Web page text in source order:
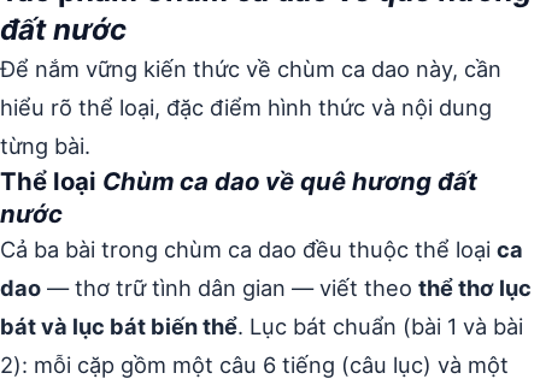
đất nước
Để nắm vững kiến thức về chùm ca dao này, cần
hiểu rõ thể loại, đặc điểm hình thức và nội dung
từng bài.
Thể loại Chùm ca dao về quê hương đất
nước
Cả ba bài trong chùm ca dao đều thuộc thể loại ca
dao — thơ trữ tình dân gian — viết theo thể thơ lục
bát và lục bát biến thể. Lục bát chuẩn (bài 1 và bài
2): mỗi cặp gồm một câu 6 tiếng (câu lục) và một